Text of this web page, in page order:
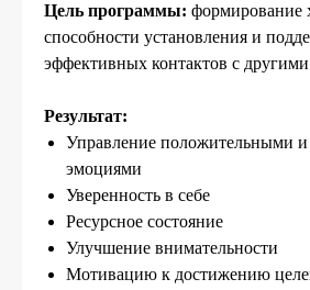
Цель программы: формирование
способности установления и
эффективных контактов с
Результат:
Управление положительными
эмоциями
Уверенность в себе
Ресурсное состояние
Улучшение внимательности
Мотивацию к достижению